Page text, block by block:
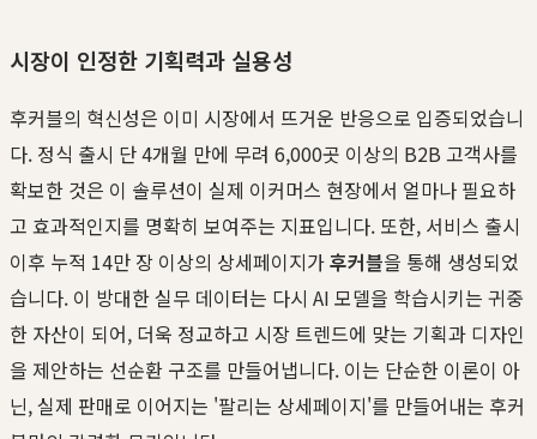
시장이 인정한 기획력과 실용성
후커블의 혁신성은 이미 시장에서 뜨거운 반응으로 입증되었습니
다. 정식 출시 단 4개월 만에 무려 6,000곳 이상의 B2B 고객사를
확보한 것은 이 솔루션이 실제 이커머스 현장에서 얼마나 필요하
고 효과적인지를 명확히 보여주는 지표입니다. 또한, 서비스 출시
이후 누적 14만 장 이상의 상세페이지가후커블을 통해 생성되었
습니다. 이 방대한 실무 데이터는 다시 AI 모델을 학습시키는 귀중
한 자산이 되어, 더욱 정교하고 시장 트렌드에 맞는 기획과 디자인
을 제안하는 선순환 구조를 만들어냅니다. 이는 단순한 이론이 아
닌, 실제 판매로 이어지는 '팔리는 상세페이지'를 만들어내는 후커